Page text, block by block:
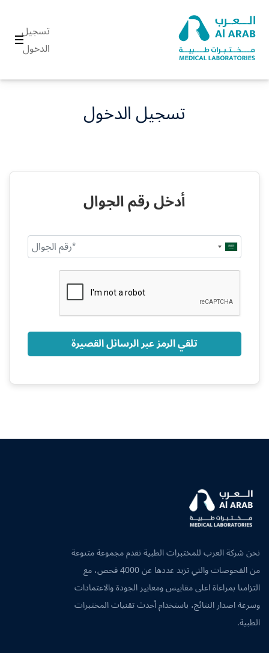
تسجيل
الدخول
تسجيل الدخول
أدخل رقم الجوال
Saudi
Arabia
تلقي الرمز عبر الرسائل القصيرة
نحن شركة العرب للمختبرات الطبية نقدم مجموعة متنوعة
من الفحوصات والتي تزيد عددها عن 4000 فحص، مع
التزامنا بمراعاة اعلى مقاييس ومعايير الجودة والاعتمادات
وسرعة اصدار النتائج، باستخدام أحدث تقنيات المختبرات
الطبية.